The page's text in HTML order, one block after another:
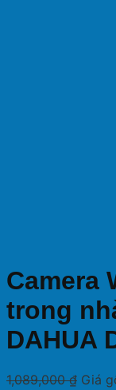
Camera
trong
DAHUA
1,089,000₫ Giá